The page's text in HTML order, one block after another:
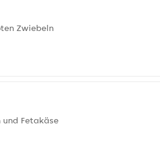
Zwiebeln
und Fetakäse